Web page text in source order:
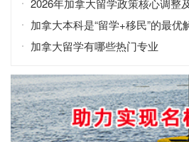
加拿大本科是“留学+移民”的最优
加拿大留学有哪些热门专业